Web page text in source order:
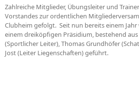
Zahlreiche Mitglieder, Übungsleiter und
Vorstandes zur ordentlichen
Clubheim gefolgt. Seit nun bereits einem
einem dreiköpfigen Präsidium, bestehend
(Sportlicher Leiter), Thomas Grundhöfer
Jost (Leiter Liegenschaften) geführt.